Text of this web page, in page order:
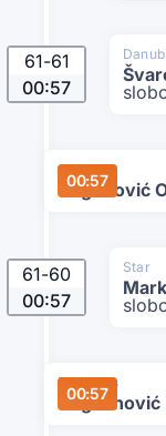
61-61
00:57
00:57
Star
Bogunović
Star
61-60
00:57
00:57
Danubius
Bogdanović